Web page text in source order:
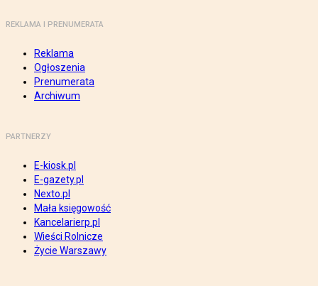
REKLAMA I PRENUMERATA
Reklama
Ogłoszenia
Prenumerata
Archiwum
PARTNERZY
E-kiosk.pl
E-gazety.pl
Nexto.pl
Mała księgowość
Kancelarierp.pl
Wieści Rolnicze
Życie Warszawy